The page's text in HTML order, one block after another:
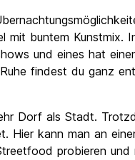
mit buntem Kunstmix.
und eines hat
findest du ganz
Dorf als Stadt.
Hier kann man an
probieren und